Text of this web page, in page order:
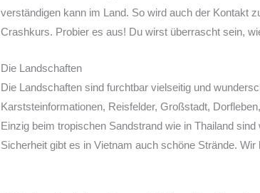
verständigen kann im Land. So wird auch der Kontakt
Crashkurs. Probier es aus! Du wirst überrascht sein,
Die Landschaften
Die Landschaften sind furchtbar vielseitig und
Karststeinformationen, Reisfelder, Großstadt,
Einzig beim tropischen Sandstrand wie in Thailand
Sicherheit gibt es in Vietnam auch schöne Strände.